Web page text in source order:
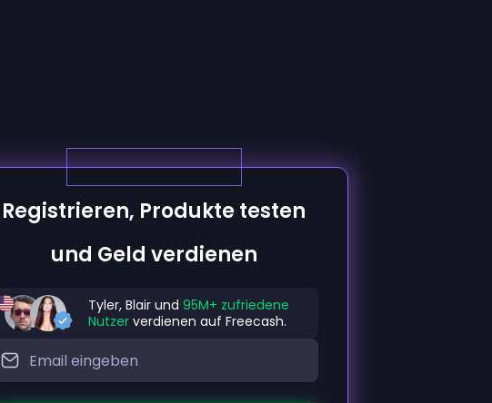
Registrieren, Produkte testen
und Geld verdienen
Tyler, Blair und 95M+ zufriedene
Nutzerverdienen auf Freecash.